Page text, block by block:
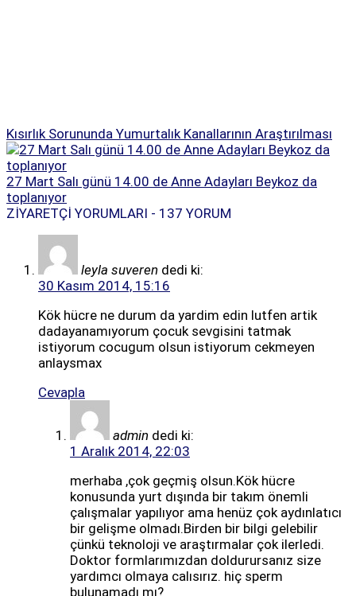
Kısırlık Sorununda Yumurtalık Kanallarının Araştırılması
27 Mart Salı günü 14.00 de Anne Adayları Beykoz da
toplanıyor
ZİYARETÇİ YORUMLARI - 137 YORUM
leyla suveren dedi ki:
30 Kasım 2014, 15:16
Kök hücre ne durum da yardim edin lutfen artik
dadayanamıyorum çocuk sevgisini tatmak
istiyorum cocugum olsun istiyorum cekmeyen
anlaysmax
Cevapla
admin dedi ki:
1 Aralık 2014, 22:03
merhaba ,çok geçmiş olsun.Kök hücre
konusunda yurt dışında bir takım önemli
çalışmalar yapılıyor ama henüz çok aydınlatıcı
bir gelişme olmadı.Birden bir bilgi gelebilir
çünkü teknoloji ve araştırmalar çok ilerledi.
Doktor formlarımızdan doldurursanız size
yardımcı olmaya calısırız. hiç sperm
bulunamadı mı?